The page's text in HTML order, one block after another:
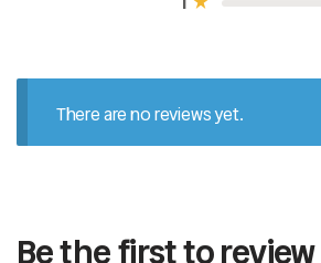
There are no reviews yet.
Be the first to review